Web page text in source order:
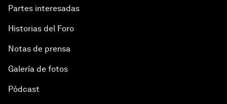
Partes interesadas
Historias del Foro
Notas de prensa
Galería de fotos
Pódcast